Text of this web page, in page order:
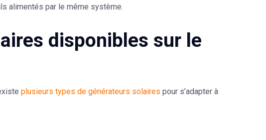
alimentés par le même système.
disponibles sur le
plusieurs types de générateurs solaires pour s’adapter à